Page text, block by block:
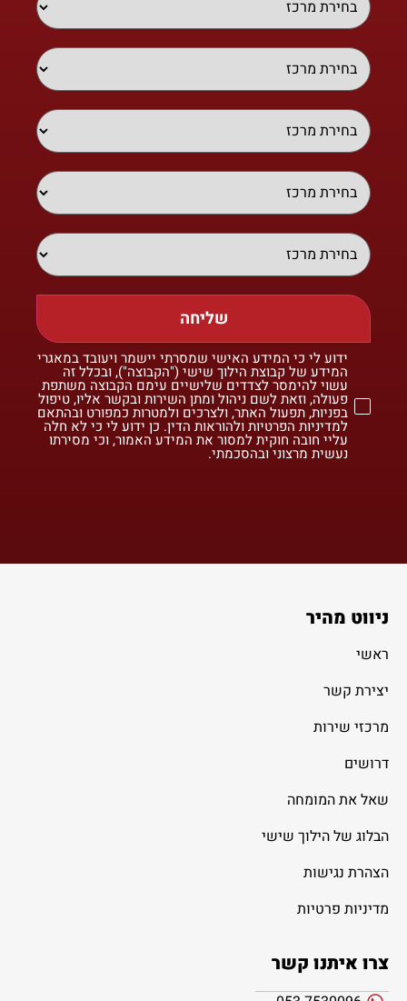
שליחה
ידוע לי כי המידע האישי שמסרתי יישמר ויעובד במאגרי
המידע של קבוצת הילוך שישי ("הקבוצה"), ובכלל זה
עשוי להימסר לצדדים שלישיים עימם הקבוצה משתפת
פעולה, וזאת לשם ניהול ומתן השירות ובקשר אליו, טיפול
בפניות, תפעול האתר, ולצרכים ולמטרות כמפורט ובהתאם
למדיניות הפרטיות ולהוראות הדין. כן ידוע לי כי לא חלה
עליי חובה חוקית למסור את המידע האמור, וכי מסירתו
נעשית מרצוני ובהסכמתי.
ניווט מהיר
ראשי
יצירת קשר
מרכזי שירות
דרושים
שאל את המומחה
הבלוג של הילוך שישי
הצהרת נגישות
מדיניות פרטיות
צרו איתנו קשר